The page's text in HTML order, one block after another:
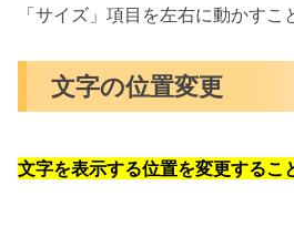
「サイズ」項目を左右に動かすこ
文字の位置変更
文字を表示する位置を変更するこ